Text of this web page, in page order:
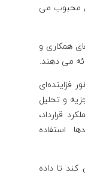
محبوب می
همکاری و
می دهند.
فزاینده‌ای
و تحلیل
قرارداد،
استفاده
تا داده